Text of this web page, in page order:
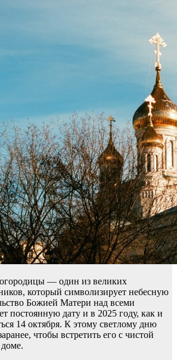
— один из великих
который символизирует небесную
Божией Матери над всеми
постоянную дату и в 2025 году, как и
14 октября. К этому светлому дню
чтобы встретить его с чистой